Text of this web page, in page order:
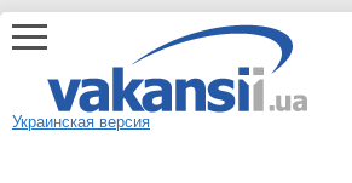
Украинская версия